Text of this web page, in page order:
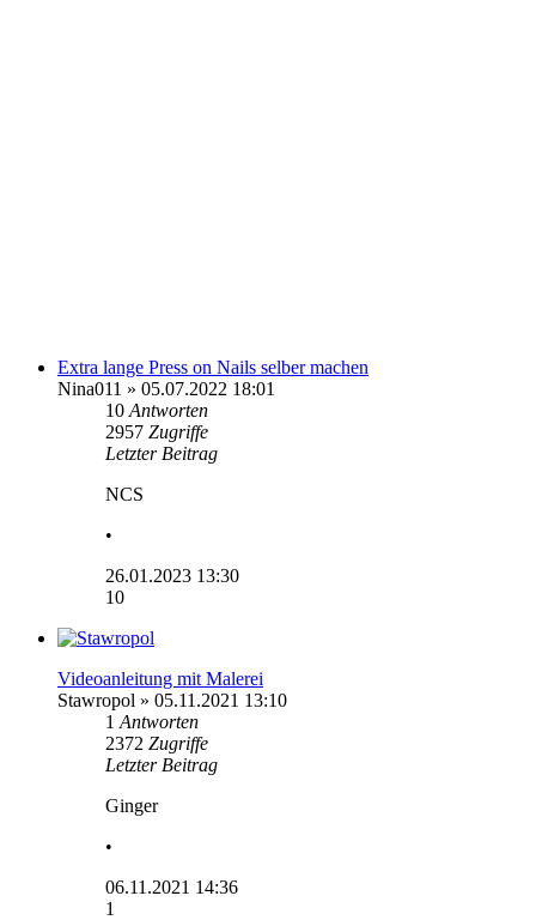
Extra lange Press on Nails selber machen
Nina011 » 05.07.2022 18:01
10 Antworten
2957 Zugriffe
Letzter Beitrag
NCS
•
26.01.2023 13:30
10
Videoanleitung mit Malerei
Stawropol » 05.11.2021 13:10
1 Antworten
2372 Zugriffe
Letzter Beitrag
Ginger
•
06.11.2021 14:36
1